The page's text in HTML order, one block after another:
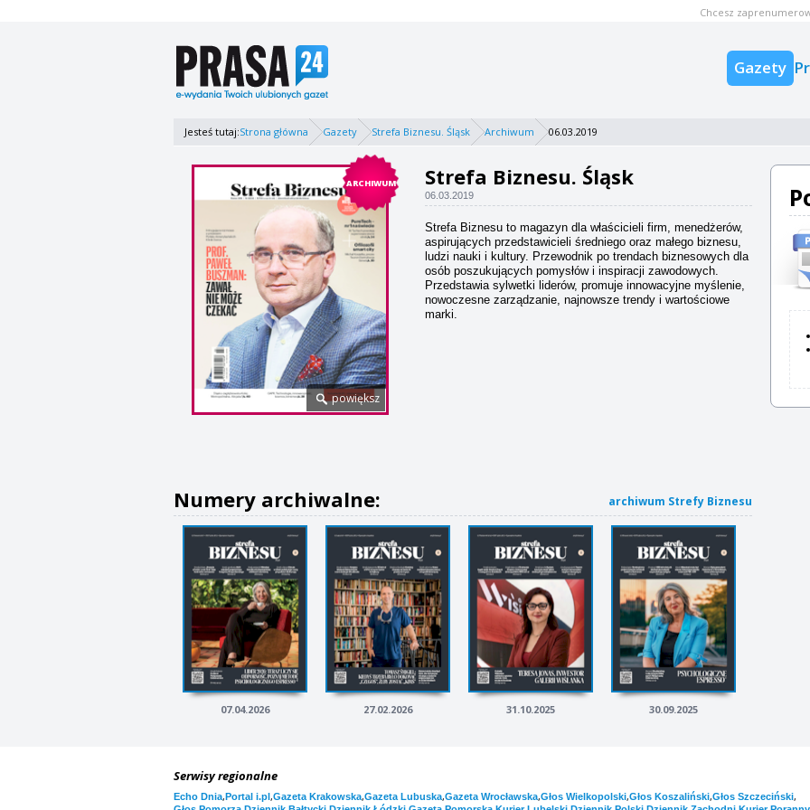
Gazety
Chcesz
Jesteś tutaj:Strona główna Gazety Strefa Biznesu. Śląsk Archiwum 06.03.2019
ARCHIWUM
powiększ
Strefa Biznesu. Śląsk
06.03.2019
Strefa Biznesu to magazyn dla właścicieli firm, menedżerów,
aspirujących przedstawicieli średniego oraz małego biznesu,
ludzi nauki i kultury. Przewodnik po trendach biznesowych dla
osób poszukujących pomysłów i inspiracji zawodowych.
Przedstawia sylwetki liderów, promuje innowacyjne myślenie,
nowoczesne zarządzanie, najnowsze trendy i wartościowe
marki.
Numery archiwalne: archiwum Strefy Biznesu
07.04.2026 27.02.2026 31.10.2025 30.09.2025
Serwisy regionalne
Echo Dnia,Portal i.pl,Gazeta Krakowska,Gazeta Lubuska,Gazeta Wrocławska,Głos Wielkopolski,Głos Koszaliński,Głos Szczeciński,